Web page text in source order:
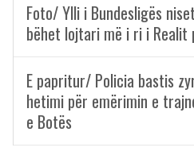
Foto/ Ylli i Bundesligës
bëhet lojtari më i ri i Realit
E papritur/ Policia bastis
hetimi për emërimin e
e Botës